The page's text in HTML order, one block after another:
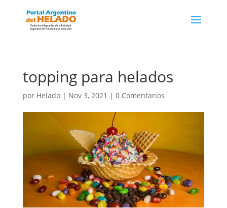
topping para helados
por Helado| Nov 3, 2021 | 0 Comentarios